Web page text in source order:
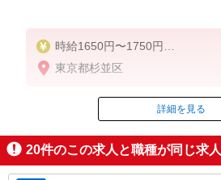
時給1650円〜1750円
※経験・能力による
東京都杉並区
掲載期間終了
詳細を見る
20件のこの求人と職種が同じ求人